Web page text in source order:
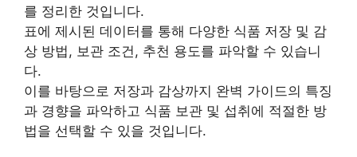
를 정리한 것입니다.
표에 제시된 데이터를 통해 다양한 식품 저장 및 감
상 방법, 보관 조건, 추천 용도를 파악할 수 있습니
다.
이를 바탕으로 저장과 감상까지 완벽 가이드의 특징
과 경향을 파악하고 식품 보관 및 섭취에 적절한 방
법을 선택할 수 있을 것입니다.